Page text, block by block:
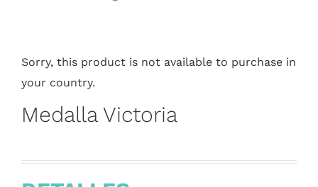
Sorry, this product is not available to purchase in
your country.
Medalla Victoria